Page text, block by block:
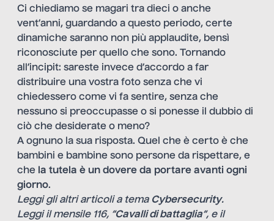
Ci chiediamo se magari tra dieci o anche
vent’anni, guardando a questo periodo, certe
dinamiche saranno non più applaudite, bensì
riconosciute per quello che sono. Tornando
all’incipit: sareste invece d’accordo a far
distribuire una vostra foto senza che vi
chiedessero come vi fa sentire, senza che
nessuno si preoccupasse o si ponesse il dubbio di
ciò che desiderate o meno?
A ognuno la sua risposta. Quel che è certo è che
bambini e bambine sono persone da rispettare, e
che la tutela è un dovere da portare avanti ogni
giorno.
Leggi gli altri articoli a tema Cybersecurity.
Leggi il mensile 116, “Cavalli di battaglia“, e il